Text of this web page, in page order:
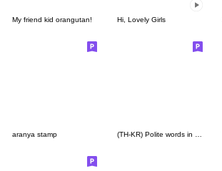
My friend kid orangutan! Hi, Lovely Girls
aranya stamp